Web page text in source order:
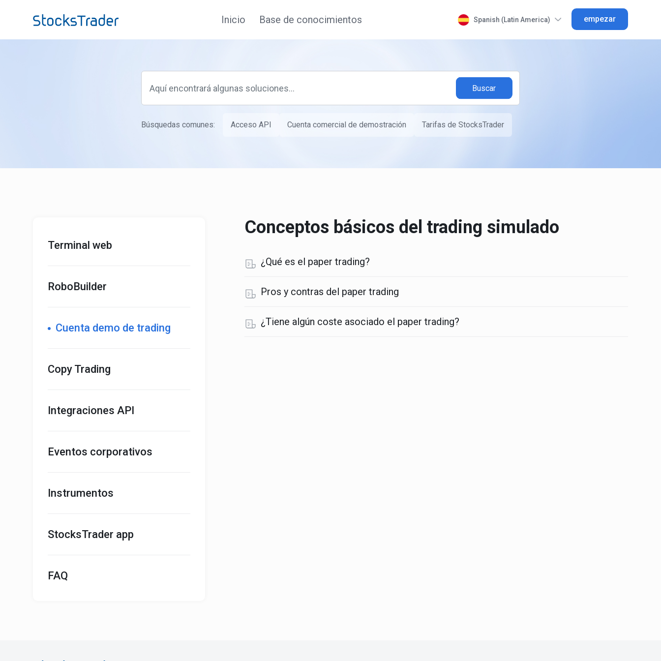
Inicio Base de conocimientos Spanish (Latin America) empezar
Búsquedas comunes: Acceso API Cuenta comercial de demostración Tarifas de StocksTrader
Terminal web
RoboBuilder
Cuenta demo de trading
Copy Trading
Integraciones API
Eventos corporativos
Instrumentos
StocksTrader app
FAQ
Conceptos básicos del trading simulado
¿Qué es el paper trading?
Pros y contras del paper trading
¿Tiene algún coste asociado el paper trading?